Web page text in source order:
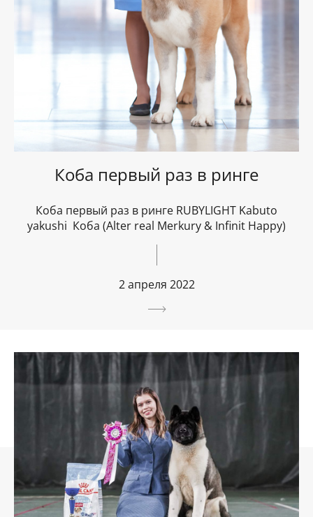
Коба первый раз в ринге
Коба первый раз в ринге RUBYLIGHT Kabuto
yakushi Коба (Alter real Merkurу & Infinit Happy)
2 апреля 2022